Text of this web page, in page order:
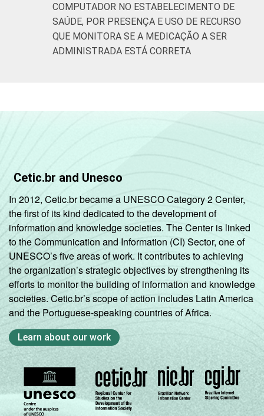
COMPUTADOR NO ESTABELECIMENTO DE
SAÚDE, POR PRESENÇA E USO DE RECURSO
QUE MONITORA SE A MEDICAÇÃO A SER
ADMINISTRADA ESTÁ CORRETA
Cetic.br and Unesco
In 2012, Cetic.br became a UNESCO Category 2 Center,
the first of its kind dedicated to the development of
information and knowledge societies. The Center is linked
to the Communication and Information (CI) Sector, one of
UNESCO’s five areas of work. It contributes to achieving
the organization’s strategic objectives by strengthening its
efforts to monitor the building of information and knowledge
societies. Cetic.br’s scope of action includes Latin America
and the Portuguese-speaking countries of Africa.
Learn about our work